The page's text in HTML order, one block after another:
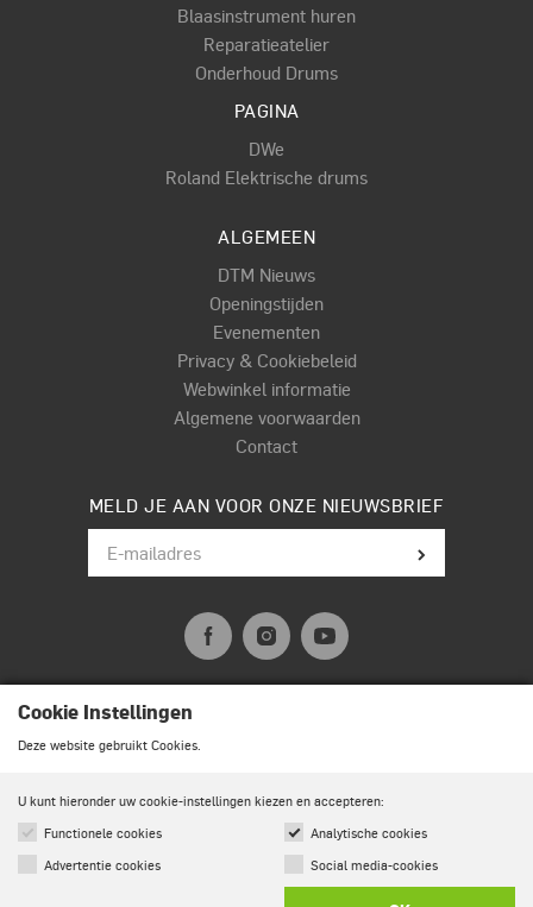
Cookie Instellingen
Deze website gebruikt Cookies.
U kunt hieronder uw cookie-instellingen kiezen en accepteren:
Functionele cookies
Analytische cookies
Advertentie cookies
Social media-cookies
Blaasinstrument huren
Reparatieatelier
Onderhoud Drums
PAGINA
DWe
Roland Elektrische drums
ALGEMEEN
DTM Nieuws
Openingstijden
Evenementen
Privacy & Cookiebeleid
Webwinkel informatie
Algemene voorwaarden
Contact
MELD JE AAN VOOR ONZE NIEUWSBRIEF
© Terpstra Muziek Drumland 2026. All rights reserved.